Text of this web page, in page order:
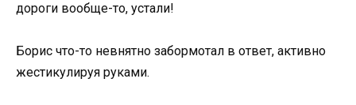
дороги вообще-то, устали!
Борис что-то невнятно забормотал в ответ, активно
жестикулируя руками.